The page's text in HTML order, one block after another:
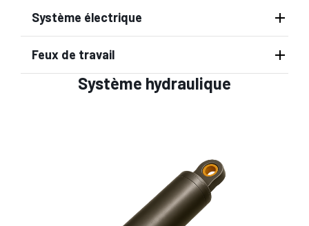
Système électrique
Feux de travail
Système hydraulique